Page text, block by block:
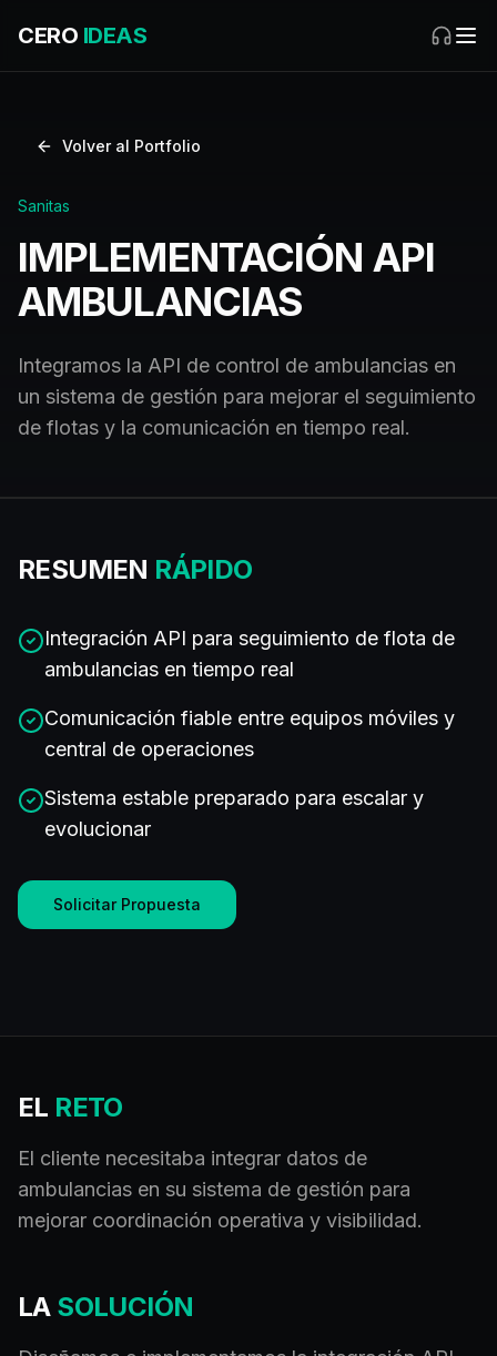
CERO IDEAS
Volver al Portfolio
Sanitas
IMPLEMENTACIÓN API
AMBULANCIAS
Integramos la API de control de ambulancias en
un sistema de gestión para mejorar el seguimiento
de flotas y la comunicación en tiempo real.
RESUMEN RÁPIDO
Integración API para seguimiento de flota de
ambulancias en tiempo real
Comunicación fiable entre equipos móviles y
central de operaciones
Sistema estable preparado para escalar y
evolucionar
Solicitar Propuesta
EL RETO
El cliente necesitaba integrar datos de
ambulancias en su sistema de gestión para
mejorar coordinación operativa y visibilidad.
LA SOLUCIÓN